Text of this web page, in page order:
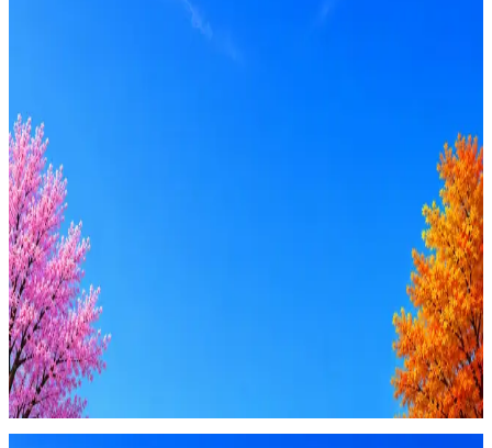
Оффер быстрее с Эйч
Будьте осторожны: если работодатель просит войти через
Google, iCloud или Госуслуги, прислать код или пароль,
запустить ПО или перевести деньги — это мошенники.
Жмите Пожаловаться